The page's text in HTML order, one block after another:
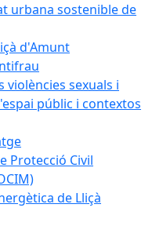
urbana sostenible de
d'Amunt
violències sexuals i
públic i contextos
Protecció Civil
de Lliçà